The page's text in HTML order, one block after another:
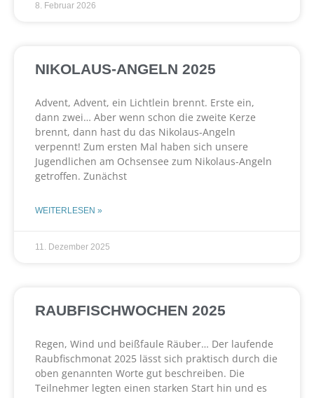
8. Februar 2026
NIKOLAUS-ANGELN 2025
Advent, Advent, ein Lichtlein brennt. Erste ein,
dann zwei… Aber wenn schon die zweite Kerze
brennt, dann hast du das Nikolaus-Angeln
verpennt! Zum ersten Mal haben sich unsere
Jugendlichen am Ochsensee zum Nikolaus-Angeln
getroffen. Zunächst
WEITERLESEN »
11. Dezember 2025
RAUBFISCHWOCHEN 2025
Regen, Wind und beißfaule Räuber… Der laufende
Raubfischmonat 2025 lässt sich praktisch durch die
oben genannten Worte gut beschreiben. Die
Teilnehmer legten einen starken Start hin und es